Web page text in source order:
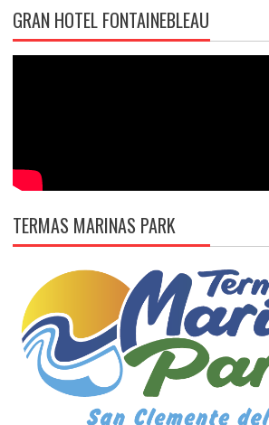
GRAN HOTEL FONTAINEBLEAU
TERMAS MARINAS PARK